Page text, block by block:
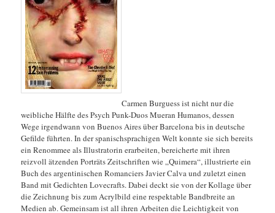
Carmen Burguess ist nicht nur die
weibliche Hälfte des Psych Punk-Duos Mueran Humanos, dessen
Wege irgendwann von Buenos Aires über Barcelona bis in deutsche
Gefilde führten. In der spanischsprachigen Welt konnte sie sich bereits
ein Renommee als Illustratorin erarbeiten, bereicherte mit ihren
reizvoll ätzenden Porträts Zeitschriften wie „Quimera“, illustrierte ein
Buch des argentinischen Romanciers Javier Calva und zuletzt einen
Band mit Gedichten Lovecrafts. Dabei deckt sie von der Kollage über
die Zeichnung bis zum Acrylbild eine respektable Bandbreite an
Medien ab. Gemeinsam ist all ihren Arbeiten die Leichtigkeit von